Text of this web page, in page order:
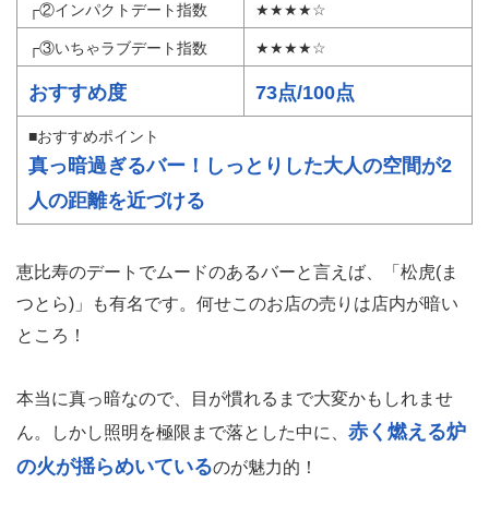
┌②インパクトデート指数 ★★★★☆
┌③いちゃラブデート指数 ★★★★☆
おすすめ度 73点/100点
■おすすめポイント
真っ暗過ぎるバー！しっとりした大人の空間が2
人の距離を近づける
恵比寿のデートでムードのあるバーと言えば、「松虎(ま
つとら)」も有名です。何せこのお店の売りは店内が暗い
ところ！
本当に真っ暗なので、目が慣れるまで大変かもしれませ
ん。しかし照明を極限まで落とした中に、 赤く燃える炉
の火が揺らめいているのが魅力的！